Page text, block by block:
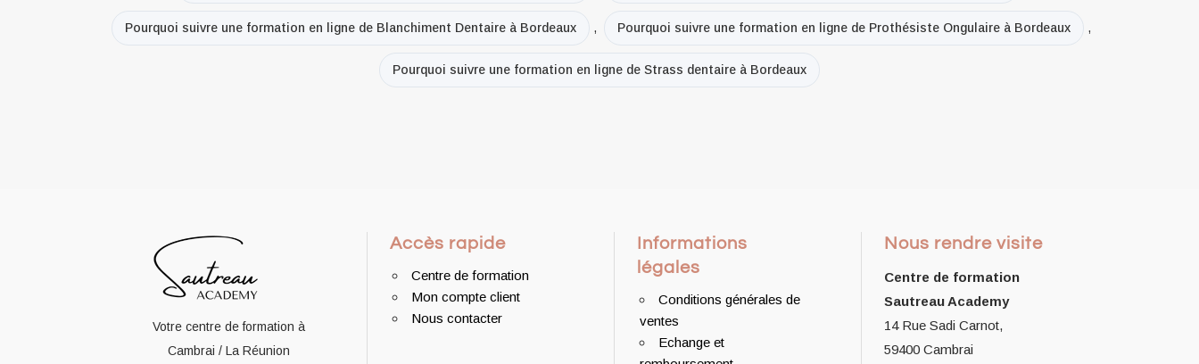
Pourquoi suivre une formation en ligne de Blanchiment Dentaire à Bordeaux , Pourquoi suivre une formation en ligne de Prothésiste Ongulaire à Bordeaux ,
Pourquoi suivre une formation en ligne de Strass dentaire à Bordeaux
Votre centre de formation à
Cambrai / La Réunion
Accès rapide
Centre de formation
Mon compte client
Nous contacter
Informations
légales
Conditions générales de
ventes
Echange et
Nous rendre visite
Centre de formation
Sautreau Academy
14 Rue Sadi Carnot,
59400 Cambrai